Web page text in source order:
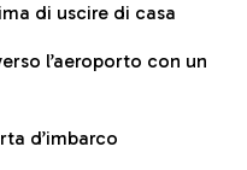
di uscire di casa
l’aeroporto con un
d’imbarco